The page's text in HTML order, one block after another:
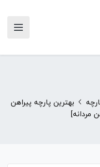
بهترین پارچه پیراهن
مردانه]